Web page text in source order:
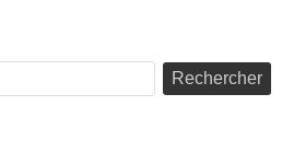
Rechercher